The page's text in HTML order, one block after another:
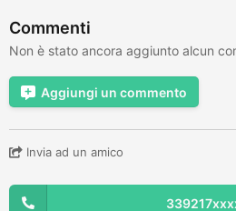
Commenti
Non è stato ancora aggiunto alcun
Aggiungi un commento
Invia ad un amico